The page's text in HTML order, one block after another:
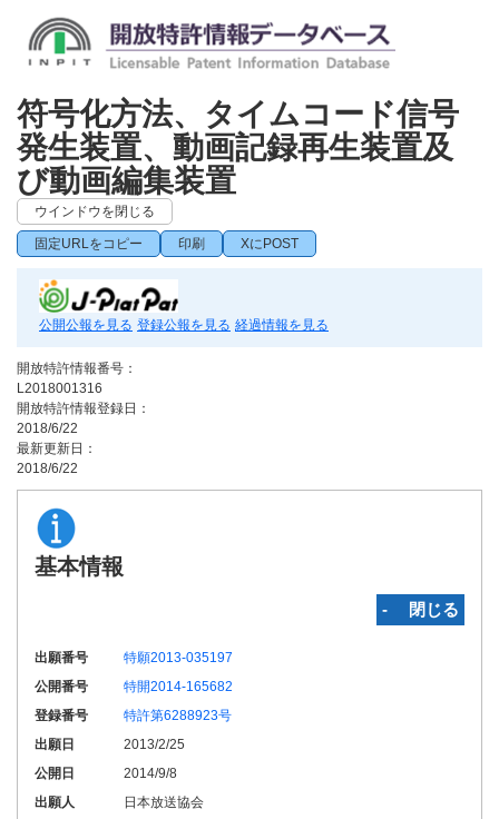
符号化方法、タイムコード信号
発生装置、動画記録再生装置及
び動画編集装置
ウインドウを閉じる
固定URLをコピー 印刷 XにPOST
公開公報を見る 登録公報を見る 経過情報を見る
開放特許情報番号：
L2018001316
開放特許情報登録日：
2018/6/22
最新更新日：
2018/6/22
基本情報
‐ 閉じる
出願番号
特願2013-035197
公開番号
特開2014-165682
登録番号
特許第6288923号
出願日
2013/2/25
公開日
2014/9/8
出願人
日本放送協会